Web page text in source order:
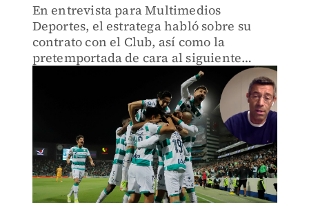
En entrevista para Multimedios
Deportes, el estratega habló sobre su
contrato con el Club, así como la
pretemportada de cara al siguiente